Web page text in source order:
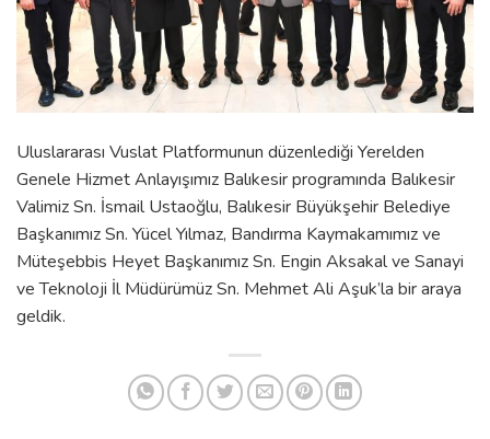
Uluslararası Vuslat Platformunun düzenlediği Yerelden
Genele Hizmet Anlayışımız Balıkesir programında Balıkesir
Valimiz Sn. İsmail Ustaoğlu, Balıkesir Büyükşehir Belediye
Başkanımız Sn. Yücel Yılmaz, Bandırma Kaymakamımız ve
Müteşebbis Heyet Başkanımız Sn. Engin Aksakal ve Sanayi
ve Teknoloji İl Müdürümüz Sn. Mehmet Ali Aşuk’la bir araya
geldik.